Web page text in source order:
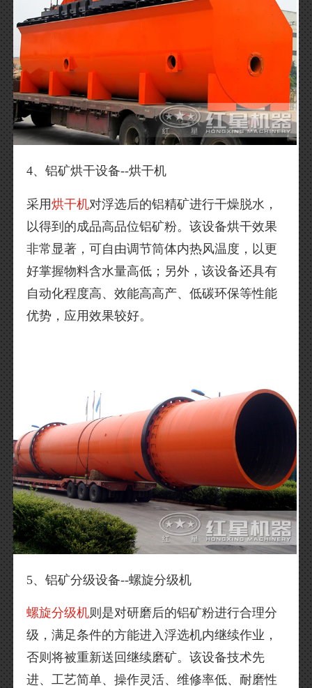
4、铝矿烘干设备--烘干机
采用烘干机对浮选后的铝精矿进行干燥脱水，
以得到的成品高品位铝矿粉。该设备烘干效果
非常显著，可自由调节筒体内热风温度，以更
好掌握物料含水量高低；另外，该设备还具有
自动化程度高、效能高高产、低碳环保等性能
优势，应用效果较好。
5、铝矿分级设备--螺旋分级机
螺旋分级机则是对研磨后的铝矿粉进行合理分
级，满足条件的方能进入浮选机内继续作业，
否则将被重新送回继续磨矿。该设备技术先
进、工艺简单、操作灵活、维修率低、耐磨性